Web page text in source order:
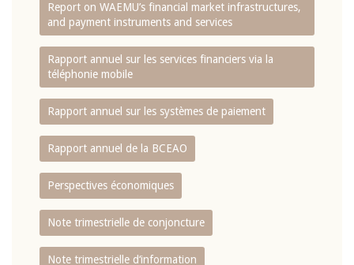
Report on WAEMU’s financial market infrastructures,
and payment instruments and services
Rapport annuel sur les services financiers via la
téléphonie mobile
Rapport annuel sur les systèmes de paiement
Rapport annuel de la BCEAO
Perspectives économiques
Note trimestrielle de conjoncture
Note trimestrielle d‘information